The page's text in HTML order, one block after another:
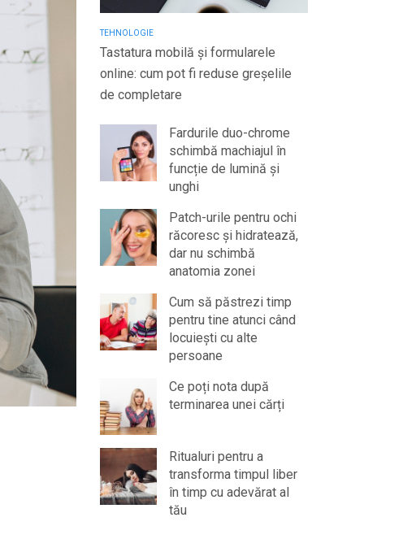
TEHNOLOGIE
Tastatura mobilă și formularele
online: cum pot fi reduse greșelile
de completare
Fardurile duo-chrome
schimbă machiajul în
funcție de lumină și
unghi
Patch-urile pentru ochi
răcoresc și hidratează,
dar nu schimbă
anatomia zonei
Cum să păstrezi timp
pentru tine atunci când
locuiești cu alte
persoane
Ce poți nota după
terminarea unei cărți
Ritualuri pentru a
transforma timpul liber
în timp cu adevărat al
tău